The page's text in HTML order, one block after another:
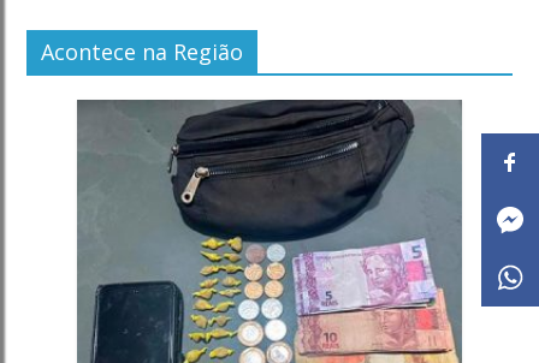
Acontece na Região